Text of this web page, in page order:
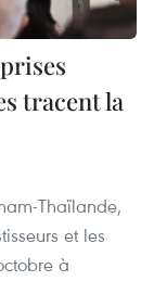
tracent la
Thaïlande,
et les
à